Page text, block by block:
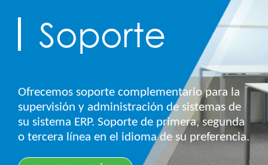
Soporte
Ofrecemos soporte complementario para la
supervisión y administración de sistemas de
su sistema ERP. Soporte de primera, segunda
o tercera línea en el idioma de su preferencia.